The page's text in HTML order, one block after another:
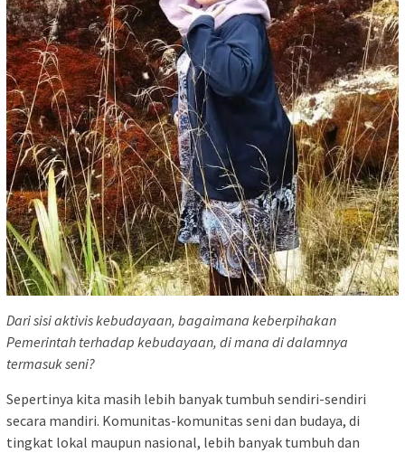
Dari sisi aktivis kebudayaan, bagaimana keberpihakan
Pemerintah terhadap kebudayaan, di mana di dalamnya
termasuk seni?
Sepertinya kita masih lebih banyak tumbuh sendiri-sendiri
secara mandiri. Komunitas-komunitas seni dan budaya, di
tingkat lokal maupun nasional, lebih banyak tumbuh dan